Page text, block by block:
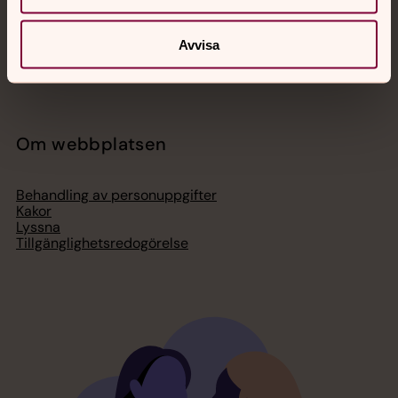
Avvisa
Organisation
Act Svenska kyrkan
Svenska kyrkan i utlandet
Om webbplatsen
Behandling av personuppgifter
Kakor
Lyssna
Tillgänglighetsredogörelse